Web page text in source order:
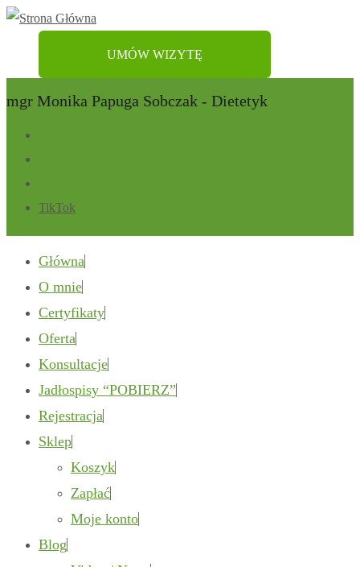
UMÓW WIZYTĘ
mgr Monika Papuga Sobczak - Dietetyk
TikTok
Główna
O mnie
Certyfikaty
Oferta
Konsultacje
Jadłospisy “POBIERZ”
Rejestracja
Sklep
Koszyk
Zapłać
Moje konto
Blog